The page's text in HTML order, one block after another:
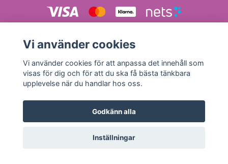
Quickbutik
Vi använder cookies
Vi använder cookies för att anpassa det innehåll som
visas för dig och för att du ska få bästa tänkbara
upplevelse när du handlar hos oss.
Godkänn alla
Inställningar